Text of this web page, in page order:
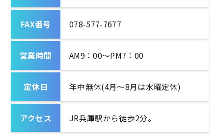
FAX番号 078-577-7677
営業時間 AM9：00～PM7：00
定休日 年中無休(4月〜8月は水曜定休)
アクセス JR兵庫駅から徒歩2分。